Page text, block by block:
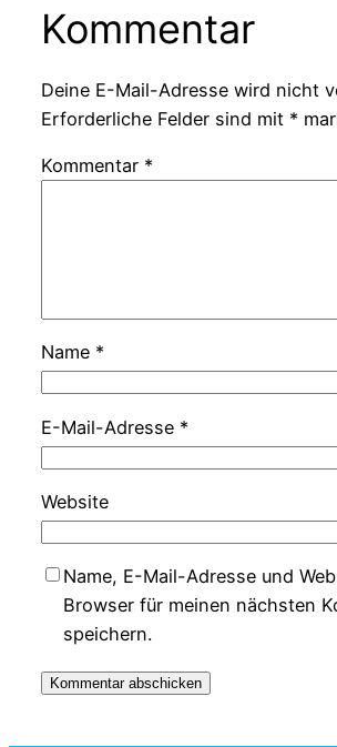
Kommentar
Deine E-Mail-Adresse wird nicht
Erforderliche Felder sind mit *
Kommentar *
Name *
E-Mail-Adresse *
Website
Name, E-Mail-Adresse und
Browser für meinen nächsten
speichern.